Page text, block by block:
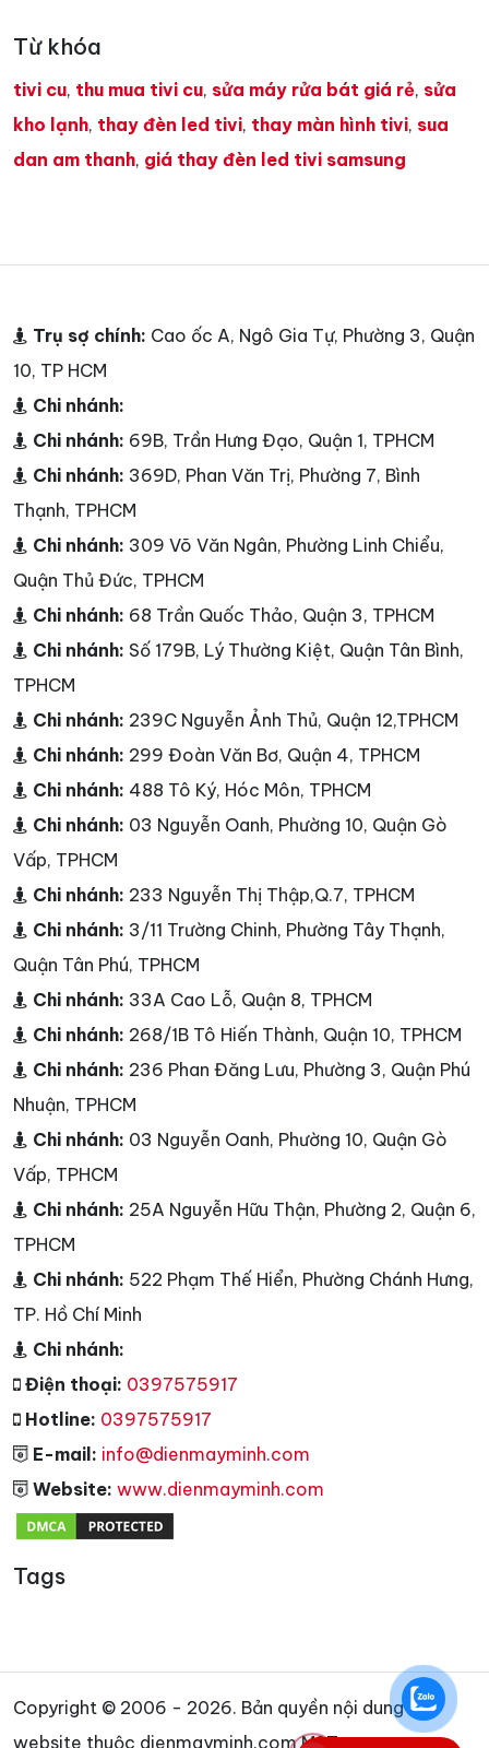
Từ khóa
tivi cu, thu mua tivi cu, sửa máy rửa bát giá rẻ, sửa
kho lạnh, thay đèn led tivi, thay màn hình tivi, sua
dan am thanh, giá thay đèn led tivi samsung
Trụ sợ chính: Cao ốc A, Ngô Gia Tự, Phường 3, Quận
10, TP HCM
Chi nhánh:
Chi nhánh: 69B, Trần Hưng Đạo, Quận 1, TPHCM
Chi nhánh: 369D, Phan Văn Trị, Phường 7, Bình
Thạnh, TPHCM
Chi nhánh: 309 Võ Văn Ngân, Phường Linh Chiểu,
Quận Thủ Đức, TPHCM
Chi nhánh: 68 Trần Quốc Thảo, Quận 3, TPHCM
Chi nhánh: Số 179B, Lý Thường Kiệt, Quận Tân Bình,
TPHCM
Chi nhánh: 239C Nguyễn Ảnh Thủ, Quận 12,TPHCM
Chi nhánh: 299 Đoàn Văn Bơ, Quận 4, TPHCM
Chi nhánh: 488 Tô Ký, Hóc Môn, TPHCM
Chi nhánh: 03 Nguyễn Oanh, Phường 10, Quận Gò
Vấp, TPHCM
Chi nhánh: 233 Nguyễn Thị Thập,Q.7, TPHCM
Chi nhánh: 3/11 Trường Chinh, Phường Tây Thạnh,
Quận Tân Phú, TPHCM
Chi nhánh: 33A Cao Lỗ, Quận 8, TPHCM
Chi nhánh: 268/1B Tô Hiến Thành, Quận 10, TPHCM
Chi nhánh: 236 Phan Đăng Lưu, Phường 3, Quận Phú
Nhuận, TPHCM
Chi nhánh: 03 Nguyễn Oanh, Phường 10, Quận Gò
Vấp, TPHCM
Chi nhánh: 25A Nguyễn Hữu Thận, Phường 2, Quận 6,
TPHCM
Chi nhánh: 522 Phạm Thế Hiển, Phường Chánh Hưng,
TP. Hồ Chí Minh
Chi nhánh:
Điện thoại: 0397575917
Hotline: 0397575917
E-mail: info@dienmayminh.com
Website: www.dienmayminh.com
Tags
Copyright © 2006 - 2026. Bản quyền nội dung
website thuộc dienmayminh.com MST: